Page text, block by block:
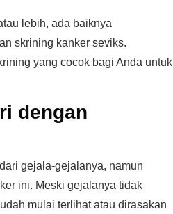
lebih, ada baiknya
skrining kanker seviks.
yang cocok bagi Anda untuk
dengan
gejala-gejalanya, namun
ini. Meski gejalanya tidak
mulai terlihat atau dirasakan